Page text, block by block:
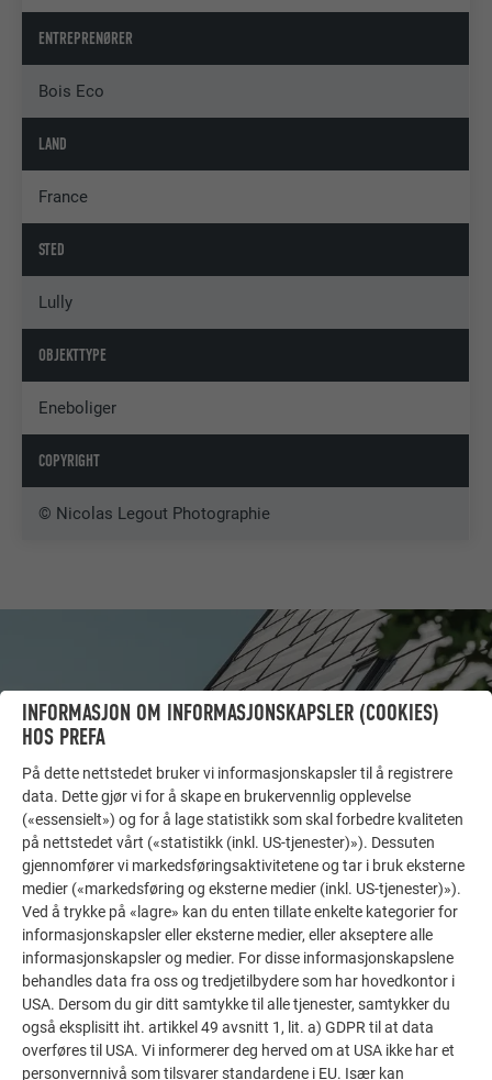
ENTREPRENØRER
Bois Eco
LAND
France
STED
Lully
OBJEKTTYPE
Eneboliger
COPYRIGHT
© Nicolas Legout Photographie
FÅ INSPIRASJON!
FLERE OBJEKTER
PREFA referansegalleri viser hvor allsidig aluminium
kan brukes. Oppdag flere imponerende prosjekter med
de holdbare PREFA aluminiumsløsningene for tak,
solcelleanlegg og fasader.
INFORMASJON OM INFORMASJONSKAPSLER (COOKIES)
HOS PREFA
På dette nettstedet bruker vi informasjonskapsler til å registrere
data. Dette gjør vi for å skape en brukervennlig opplevelse
(«essensielt») og for å lage statistikk som skal forbedre kvaliteten
på nettstedet vårt («statistikk (inkl. US-tjenester)»). Dessuten
gjennomfører vi markedsføringsaktivitetene og tar i bruk eksterne
medier («markedsføring og eksterne medier (inkl. US-tjenester)»).
Ved å trykke på «lagre» kan du enten tillate enkelte kategorier for
informasjonskapsler eller eksterne medier, eller akseptere alle
informasjonskapsler og medier. For disse informasjonskapslene
behandles data fra oss og tredjetilbydere som har hovedkontor i
USA. Dersom du gir ditt samtykke til alle tjenester, samtykker du
også eksplisitt iht. artikkel 49 avsnitt 1, lit. a) GDPR til at data
overføres til USA. Vi informerer deg herved om at USA ikke har et
personvernnivå som tilsvarer standardene i EU. Især kan